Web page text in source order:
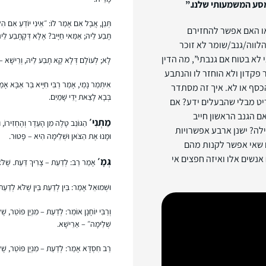
המשמעותי שלנו.”
האם אפשר להחזירם
גנב/שומר לא זוכר
לא בטוח אם גנבתי”, מה הדין
ולא הוחזר לו והנתבע
או לא. איך זה מסתדר
מבלי שהבעלים ידע? אם
הגנב הראשון חייב
ישנן ארבע אפשרויות
שאי אפשר לקנות מהם
אלו ואיזה חפצים אי
תְּנַן, אֲבָל אִם אָמַר לוֹ: ״אֵינִי יוֹדֵעַ אִם
תָבַע לֵיהּ; אַמַּאי חַיָּיב? אֶלָּא דְּקָתָבַע
לָא; לְעוֹלָם דְּלָא קָא תָבַע לֵיהּ, וְרֵישָׁא
אִיתְּמַר נָמֵי, אָמַר רַבִּי חִיָּיא בַּר אַבָּא
בְּבָא לָצֵאת יְדֵי שָׁמַיִם.
מַתְנִי׳ הַגּוֹנֵב טָלֶה מִן הָעֵדֶר וְהֶחְזִירוֹ,
וּמָנוּ אֶת הַצֹּאן וּשְׁלֵימָה הִיא – פָּטוּר.
גְּמָ׳ אָמַר רַב: לְדַעַת – צָרִיךְ דַּעַת. שֶׁלֹּא
וּשְׁמוּאֵל אָמַר: בֵּין לְדַעַת בֵּין שֶׁלֹּא לְדַעַת
וְרַבִּי יוֹחָנָן אוֹמֵר: לְדַעַת – מִנְיָן פּוֹטֵר,
שְׁלֵימָה״ – אַרֵישָׁא.
רַב חִסְדָּא אָמַר: לְדַעַת – מִנְיָן פּוֹטֵר,